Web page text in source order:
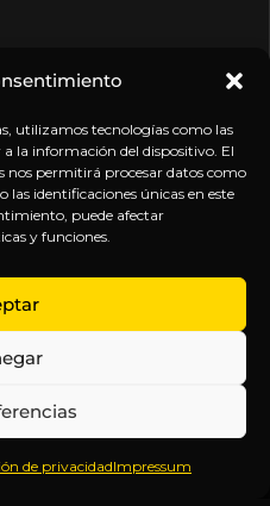
utilizamos tecnologías como las
la información del dispositivo. El
nos permitirá procesar datos como
identificaciones únicas en este
puede afectar
y funciones.
de privacidadImpressum
LEGAL
Política
de
Términos y
Aviso
SÍGUENOS